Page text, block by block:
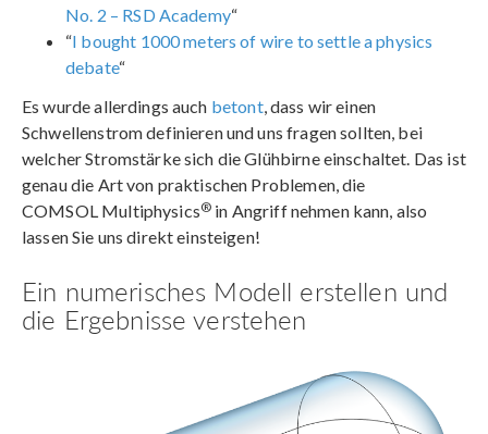
No. 2 – RSD Academy“
“I bought 1000 meters of wire to settle a physics
debate“
Es wurde allerdings auch betont, dass wir einen
Schwellenstrom definieren und uns fragen sollten, bei
welcher Stromstärke sich die Glühbirne einschaltet. Das ist
genau die Art von praktischen Problemen, die
COMSOL Multiphysics® in Angriff nehmen kann, also
lassen Sie uns direkt einsteigen!
Ein numerisches Modell erstellen und
die Ergebnisse verstehen